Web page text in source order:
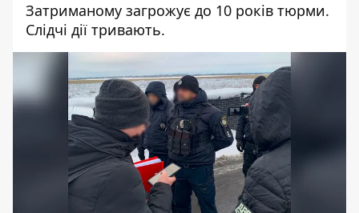
Затриманому загрожує до 10 років тюрми.
Слідчі дії тривають.